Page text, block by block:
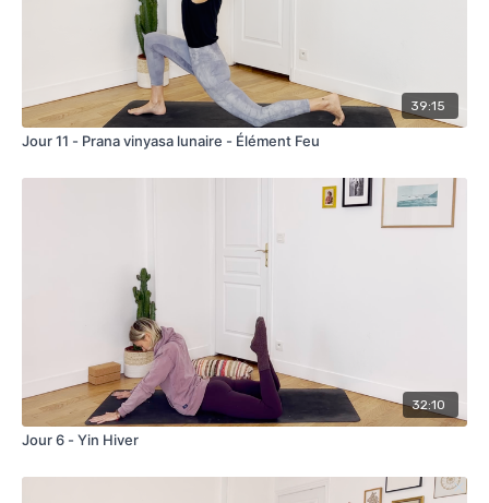
39:15
Jour 11 - Prana vinyasa lunaire - Élément Feu
32:10
Jour 6 - Yin Hiver